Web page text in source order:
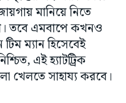
মানিয়ে নিতে
তবে এমবাপে কখনও
ম্যান হিসেবেই
এই হ্যাটট্রিক
সাহায্য করবে।